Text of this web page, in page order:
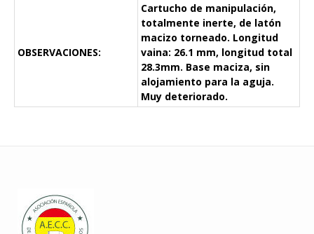
OBSERVACIONES:
Cartucho de manipulación,
totalmente inerte, de latón
macizo torneado. Longitud
vaina: 26.1 mm, longitud total
28.3mm. Base maciza, sin
alojamiento para la aguja.
Muy deteriorado.